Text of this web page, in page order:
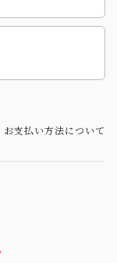
お支払い方法について